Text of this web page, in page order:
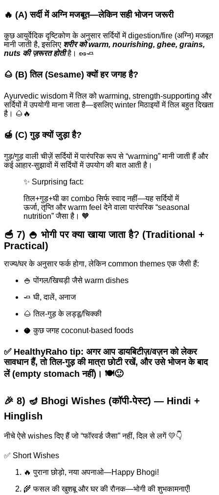
🔥 (A) सर्दी में अग्नि मजबूत—लेकिन सही भोजन जरूरी
कुछ आयुर्वेदिक दृष्टिकोण के अनुसार सर्दियों में digestion/fire (अग्नि) मजबूत
मानी जाती है, इसलिए शरीर को warm, nourishing, ghee, grains,
nuts की ज़रूरत होतीहै। 🥜🧈
🌰 (B) तिल (Sesame) क्यों हर जगह है?
Ayurvedic wisdom में तिल को warming, strength-supporting और
सर्दियों में उपयोगी माना जाता है—इसलिए winter मिठाइयों में तिल बहुत दिखता
है। 🌰🔥
🍯 (C) गुड़ क्यों जुड़ा है?
गुड़/गुड़ वाली चीज़ें सर्दियों में पारंपरिक रूप से “warming” मानी जाती हैं और
कई आहार-सुझावों में सर्दियों में उपयोग की बात आती है।
✨ Surprising fact:
तिल+गुड़+घी का combo सिर्फ स्वाद नहीं—यह सर्दियों में
ऊर्जा, तृप्ति और warm feel देने वाला पारंपरिक “seasonal
nutrition” जैसा है। 🧡
🥣 7) 🍚 भोगी पर क्या खाया जाता है? (Traditional +
Practical)
राज्य/घर के अनुसार फर्क होगा, लेकिन common themes एक जैसी हैं:
🍚 पोंगल/खिचड़ी जैसे warm dishes
🧈 घी, दालें, अनाज
🌰 तिल-गुड़ के लड्डू/चिक्की
🥥 कुछ जगह coconut-based foods
✅ HealthyRaho tip: अगर आप डायबिटीज़/वज़न को लेकर
सावधान हैं, तो तिल-गुड़ की मात्रा छोटी रखें, और उसे भोजन के बाद
लें (empty stomach नहीं)। 🍽️🙂
🎉 8) 🪔 Bhogi Wishes (कॉपी-पेस्ट) — Hindi +
Hinglish
नीचे ऐसे wishes दिए हैं जो “फॉरवर्ड जैसा” नहीं, दिल से लगें 💛👇
✅ Short Wishes
🔥 पुराना छोड़ो, नया अपनाओ—Happy Bhogi!
🌾 फसल की खुशबू और घर की रौनक—भोगी की शुभकामनाएँ!